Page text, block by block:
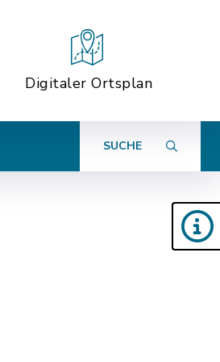
Digitaler Ortsplan
SUCHE